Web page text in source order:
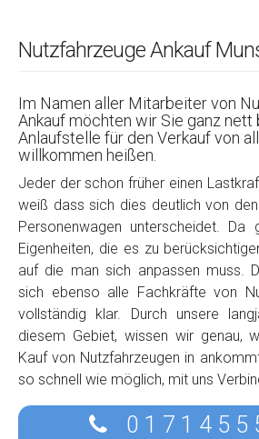
Nutzfahrzeuge Ankauf
Im Namen aller Mitarbeiter von
Ankauf möchten wir Sie ganz nett
Anlaufstelle für den Verkauf von
willkommen heißen.
Jeder der schon früher einen
weiß dass sich dies deutlich von
Personenwagen unterscheidet.
Eigenheiten, die es zu
auf die man sich anpassen muss.
sich ebenso alle Fachkräfte von
vollständig klar. Durch unsere
diesem Gebiet, wissen wir genau,
Kauf von Nutzfahrzeugen in
so schnell wie möglich, mit uns
0 1 7 1 4 5 5